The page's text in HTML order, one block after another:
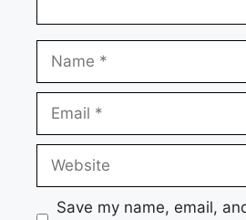
Name
Email
Website
Save my name, email,